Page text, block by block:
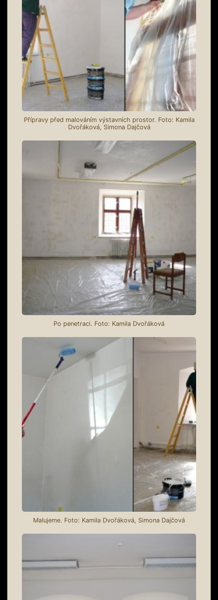
Přípravy před malováním výstavních prostor. Foto: Kamila
Dvořáková, Simona Dajčová
Po penetraci. Foto: Kamila Dvořáková
Malujeme. Foto: Kamila Dvořáková, Simona Dajčová